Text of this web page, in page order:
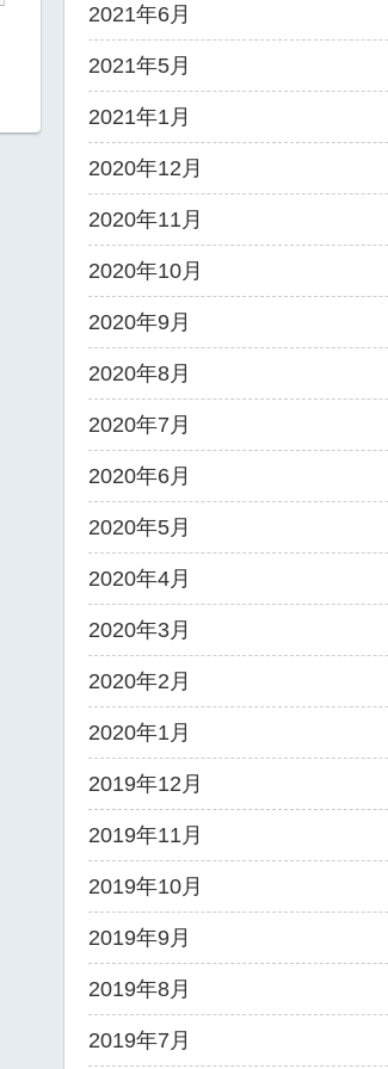
2021年6月
2021年5月
2021年1月
2020年12月
2020年11月
2020年10月
2020年9月
2020年8月
2020年7月
2020年6月
2020年5月
2020年4月
2020年3月
2020年2月
2020年1月
2019年12月
2019年11月
2019年10月
2019年9月
2019年8月
2019年7月